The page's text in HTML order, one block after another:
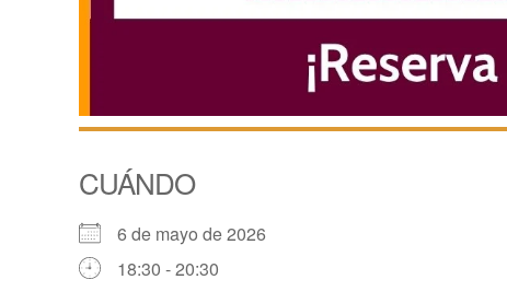
CUÁNDO
6 de mayo de 2026
18:30 - 20:30